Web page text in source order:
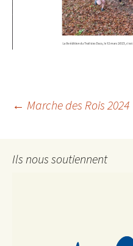
des
← Marche des Rois 2024
Ils nous soutiennent